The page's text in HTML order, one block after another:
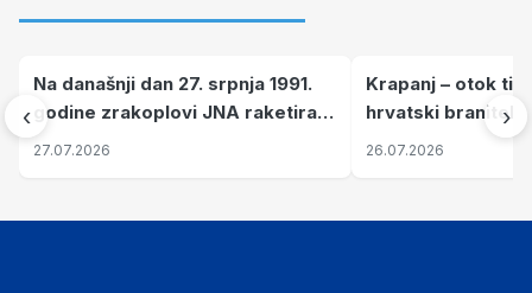
‹
Na današnji dan 27. srpnja 1991.
godine zrakoplovi JNA raketirali
su vojarnu i obučni centar "Nikola
27.07.2026
Krapanj – otok
hrvatski branitelji
pronalaze mir
26.07.2026
›